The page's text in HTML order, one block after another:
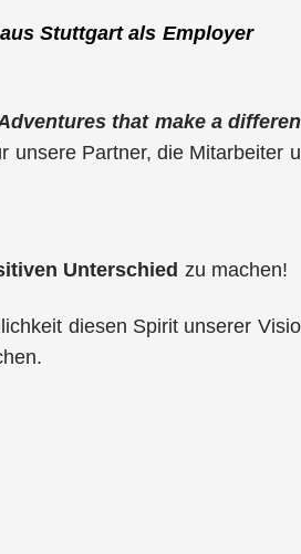
Stuttgart als Employer
that make a
unsere Partner, die Mitarbeiter
Unterschied zu machen!
diesen Spirit unserer